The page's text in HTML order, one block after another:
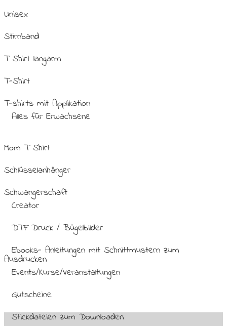
Unisex
Stirnband
T Shirt langarm
T-Shirt
T-shirts mit Applikation
Alles für Erwachsene
Mom T Shirt
Schlüsselanhänger
Schwangerschaft
Creator
DTF Druck / Bügelbilder
Ebooks- Anleitungen mit Schnittmustern zum
Ausdrucken
Events/Kurse/Veranstaltungen
Gutscheine
Stickdateien zum Downloaden